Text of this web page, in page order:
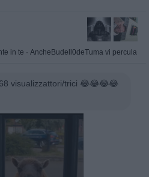
in te · AncheBudell0deTuma vi percula
visualizzattori/trici 😂😂😂😂